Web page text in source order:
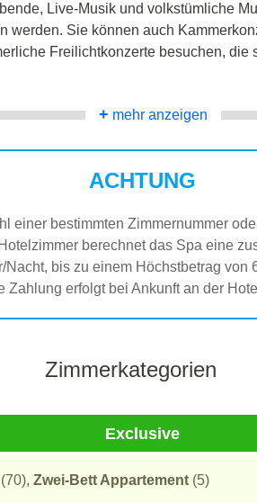
Live-Musik und volkstümliche
werden. Sie können auch
Freilichtkonzerte besuchen, die
+ mehr anzeigen
ACHTUNG
einer bestimmten Zimmernummer
berechnet das Spa eine
Nacht, bis zu einem Höchstbetrag von
Zahlung erfolgt bei Ankunft an der
Zimmerkategorien
Exclusive
(70), Zwei-Bett Appartement (5)